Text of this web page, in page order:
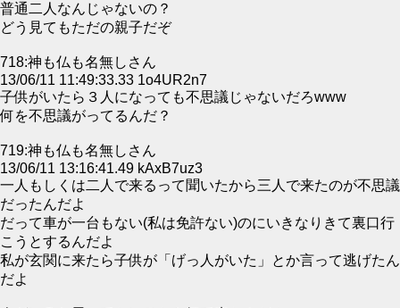
普通二人なんじゃないの？
どう見てもただの親子だぞ
718:神も仏も名無しさん
13/06/11 11:49:33.33 1o4UR2n7
子供がいたら３人になっても不思議じゃないだろwww
何を不思議がってるんだ？
719:神も仏も名無しさん
13/06/11 13:16:41.49 kAxB7uz3
一人もしくは二人で来るって聞いたから三人で来たのが不思議
だったんだよ
だって車が一台もない(私は免許ない)のにいきなりきて裏口行
こうとするんだよ
私が玄関に来たら子供が「げっ人がいた」とか言って逃げたん
だよ